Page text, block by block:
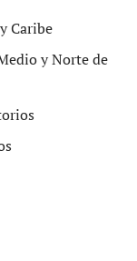
Caribe
y Norte de